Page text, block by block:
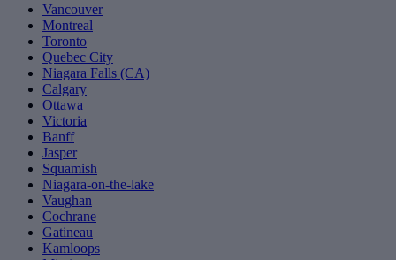
Vancouver
Montreal
Toronto
Quebec City
Niagara Falls (CA)
Calgary
Ottawa
Victoria
Banff
Jasper
Squamish
Niagara-on-the-lake
Vaughan
Cochrane
Gatineau
Kamloops